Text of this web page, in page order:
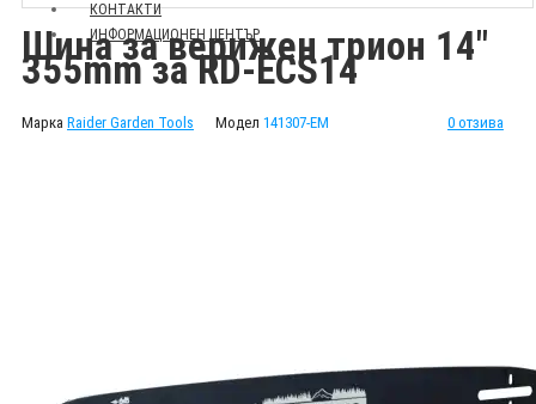
КОНТАКТИ
ИНФОРМАЦИОНЕН ЦЕНТЪР
Шина за верижен трион 14"
355mm за RD-ECS14
Марка Raider Garden Tools Модел 141307-EM 0 отзива